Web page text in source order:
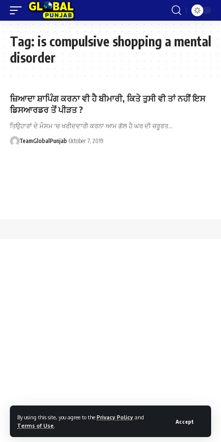
By using this site, you agree to the Privacy Policy and
Terms of Use
Accept
Tag: is compulsive shopping a mental
disorder
ਜ਼ਿਆਦਾ ਸ਼ਾਪਿੰਗ ਕਰਨਾ ਵੀ ਹੈ ਬੀਮਾਰੀ, ਕਿਤੇ ਤੁਸੀ ਵੀ ਤਾਂ ਨਹੀਂ ਇਸ
ਡਿਸਆਰਡਰ ਤੋਂ ਪੀੜਤ ?
ਤਿਉਹਾਰਾਂ ਦੇ ਮੌਸਮ 'ਚ ਖਰੀਦਦਾਰੀ ਕਰਨਾ ਆਮ ਗੱਲ ਹੈ ਘਰ ਦੀ ਜ਼ਰੂਰਤ…
TeamGlobalPunjab October 7, 2019